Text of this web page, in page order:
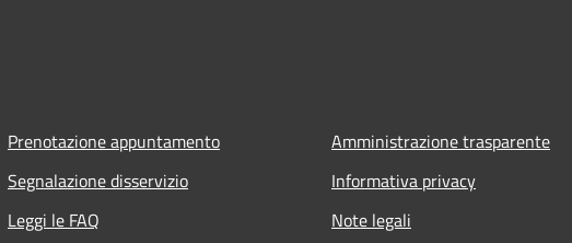
Prenotazione appuntamento
Segnalazione disservizio
Leggi le FAQ
Amministrazione trasparente
Informativa privacy
Note legali